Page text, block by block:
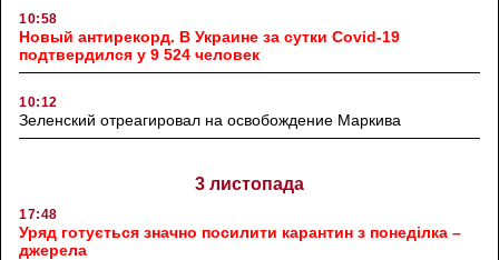
10:58
Новый антирекорд. В Украине за сутки Covid-19
подтвердился у 9 524 человек
10:12
Зеленский отреагировал на освобождение Маркива
3 листопада
17:48
Уряд готується значно посилити карантин з понеділка –
джерела